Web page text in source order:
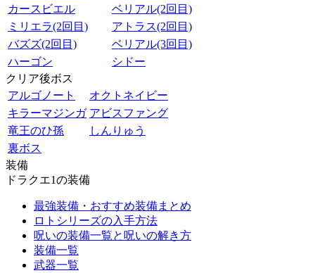
カースビエル
ベリアル(2回目)
ミリエラ(2回目)
アトラス(2回目)
バズズ(2回目)
ベリアル(3回目)
ハーゴン
シドー
クリア後ボス
アルゴノート
オクトネイビー
キラーマジンガ アビスファング
竜王のひ孫
しんりゅう
裏ボス
装備
ドラクエ1の装備
最強装備・おすすめ装備まとめ
ロトシリーズの入手方法
呪いの装備一覧と呪いの解き方
装備一覧
武器一覧